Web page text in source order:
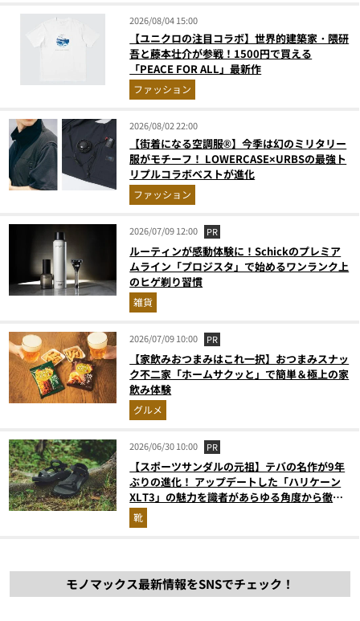
2026/08/04 15:00
【ユニクロの注目コラボ】世界的建築家・隈研
吾と藤本壮介が参戦！1500円で買える
「PEACE FOR ALL」最新作
ファッション
2026/08/02 22:00
【街着になる空調服®】今季は幻のミリタリー
服がモチーフ！ LOWERCASE×URBSの最強ト
リプルコラボベストが進化
ファッション
2026/07/09 12:00 PR
ルーティンが感動体験に！Schickのプレミア
ムライン「プロジスタ」で始めるワンランク上
のヒゲ剃り習慣
雑貨
2026/07/09 10:00 PR
【家飲みおつまみはこれ一択】おつまみスナッ
ク不二家「ホームサクッと」で簡単＆極上の家
飲み体験
グルメ
2026/06/30 10:00 PR
【スポーツサンダルの元祖】テバの名作が9年
ぶりの進化！ アップデートした「ハリケーン
XLT3」の魅力を識者があらゆる角度から徹底
解説！
靴
モノマックス最新情報をSNSでチェック！